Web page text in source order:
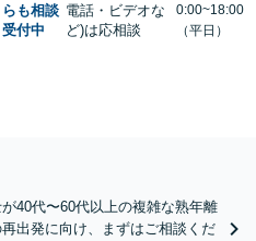
らも相談
受付中
電話・ビデオな
ど)は応相談
0:00~18:00
（平日）
40代〜60代以上の複雑な熟年離
出発に向け、まずはご相談くだ